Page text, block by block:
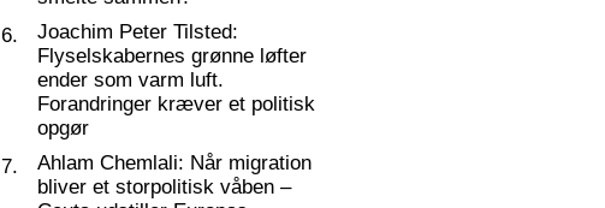
6.
Joachim Peter Tilsted:
Flyselskabernes grønne løfter
ender som varm luft.
Forandringer kræver et politisk
opgør
7.
Ahlam Chemlali: Når migration
bliver et storpolitisk våben –